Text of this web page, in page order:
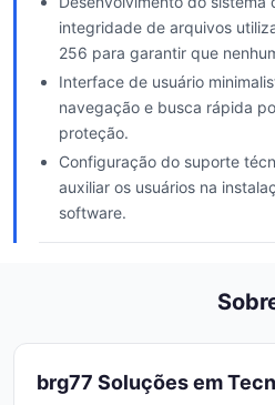
integridade de arquivos
256 para garantir que
Interface de usuário
navegação e busca rápida
proteção.
Configuração do suporte
auxiliar os usuários na
software.
brg77 Soluções em